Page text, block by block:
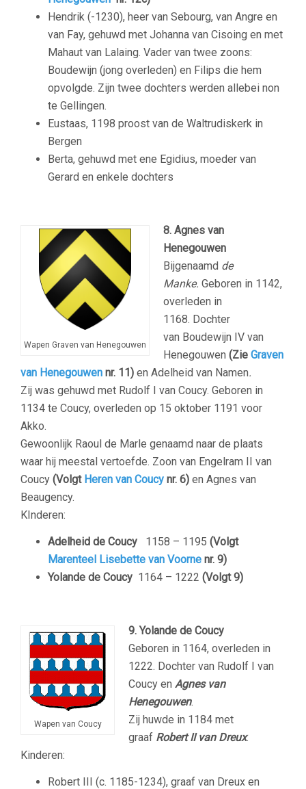
Hendrik (-1230), heer van Sebourg, van Angre en
van Fay, gehuwd met Johanna van Cisoing en met
Mahaut van Lalaing. Vader van twee zoons:
Boudewijn (jong overleden) en Filips die hem
opvolgde. Zijn twee dochters werden allebei non
te Gellingen.
Eustaas, 1198 proost van de Waltrudiskerk in
Bergen
Berta, gehuwd met ene Egidius, moeder van
Gerard en enkele dochters
Wapen Graven van Henegouwen
8. Agnes van
Henegouwen
Bijgenaamd de
Manke. Geboren in 1142,
overleden in
1168. Dochter
van Boudewijn IV van
Henegouwen (Zie Graven
van Henegouwen nr. 11) en Adelheid van Namen.
Zij was gehuwd met Rudolf I van Coucy. Geboren in
1134 te Coucy, overleden op 15 oktober 1191 voor
Akko.
Gewoonlijk Raoul de Marle genaamd naar de plaats
waar hij meestal vertoefde. Zoon van Engelram II van
Coucy (Volgt Heren van Coucy nr. 6) en Agnes van
Beaugency.
KInderen:
Adelheid de Coucy 1158 – 1195 (Volgt
Marenteel Lisebette van Voorne nr. 9)
Yolande de Coucy 1164 – 1222 (Volgt 9)
Wapen van Coucy
9. Yolande de Coucy
Geboren in 1164, overleden in
1222. Dochter van Rudolf I van
Coucy en Agnes van
Henegouwen.
Zij huwde in 1184 met
graaf Robert II van Dreux.
Kinderen:
Robert III (c. 1185-1234), graaf van Dreux en